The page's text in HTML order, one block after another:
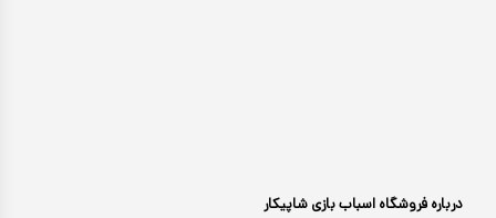
درباره فروشگاه اسباب بازی شاپیکار